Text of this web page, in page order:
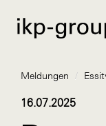
Meldungen /
16.07.2025